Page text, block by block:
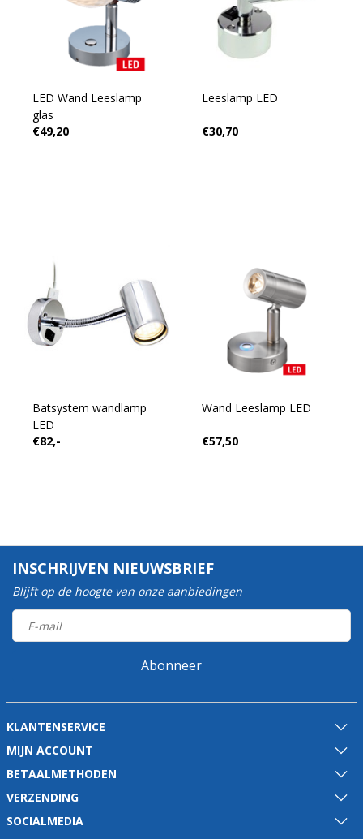
LED Wand Leeslamp
glas
€49,20
Leeslamp LED
€30,70
Batsystem wandlamp
LED
€82,-
Wand Leeslamp LED
€57,50
INSCHRIJVEN NIEUWSBRIEF
Blijft op de hoogte van onze aanbiedingen
Abonneer
KLANTENSERVICE
MIJN ACCOUNT
BETAALMETHODEN
VERZENDING
SOCIALMEDIA